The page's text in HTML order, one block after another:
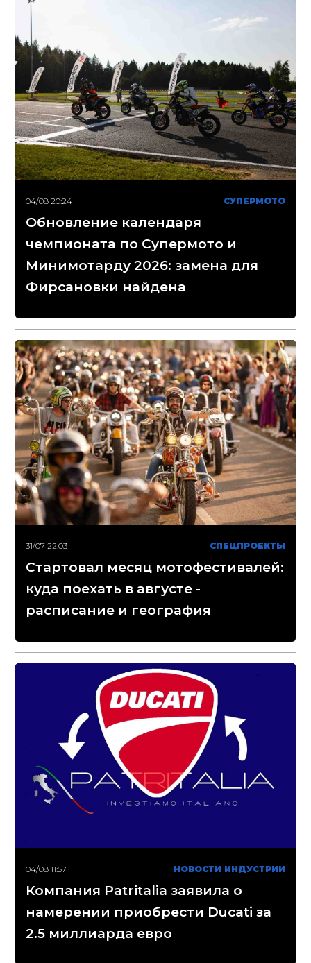
04/08 20:24 СУПЕРМОТО
Обновление календаря
чемпионата по Супермото и
Минимотарду 2026: замена для
Фирсановки найдена
31/07 22:03 СПЕЦПРОЕКТЫ
Стартовал месяц мотофестивалей:
куда поехать в августе -
расписание и география
04/08 11:57 НОВОСТИ ИНДУСТРИИ
Компания Patritalia заявила о
намерении приобрести Ducati за
2.5 миллиарда евро